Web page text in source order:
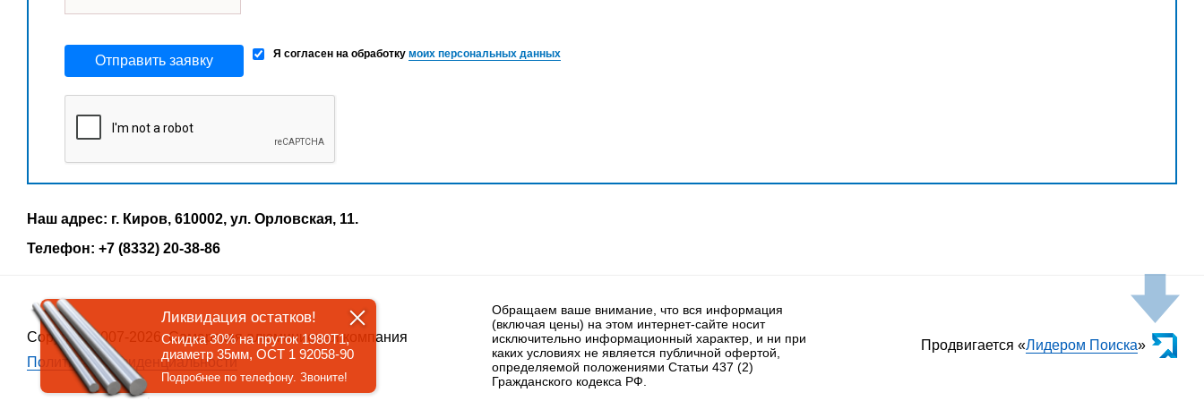
Отправить заявку Я согласен на обработку моих персональных данных
Наш адрес: г. Киров, 610002, ул. Орловская, 11.
Телефон: +7 (8332) 20-38-86
Copyrigth 2007-2026, Самарская алюминиевая компания
Политика конфиденциальности
Обращаем ваше внимание, что вся информация
(включая цены) на этом интернет-сайте носит
исключительно информационный характер, и ни при
каких условиях не является публичной офертой,
определяемой положениями Статьи 437 (2)
Гражданского кодекса РФ.
Продвигается «Лидером Поиска»
Ликвидация остатков!
Скидка 30% на пруток 1980Т1,
диаметр 35мм, ОСТ 1 92058-90
Подробнее по телефону. Звоните!